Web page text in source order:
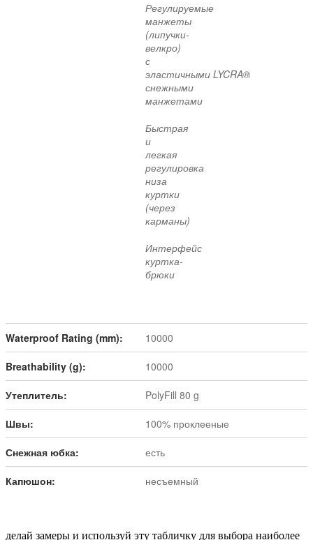
Регулируемые
манжеты
(липучки-
велкро)
с
эластичными LYCRA®
снежными
манжетами
Быстрая
и
легкая
регулировка
низа
куртки
(через
карманы)
Интерфейс
куртка-
брюки
Waterproof Rating (mm): 10000
Breathability (g): 10000
Утеплитель: PolyFill 80 g
Швы: 100% проклееные
Снежная юбка: есть
Капюшон: несъемный
делай замеры и используй эту табличку для выбора наиболее